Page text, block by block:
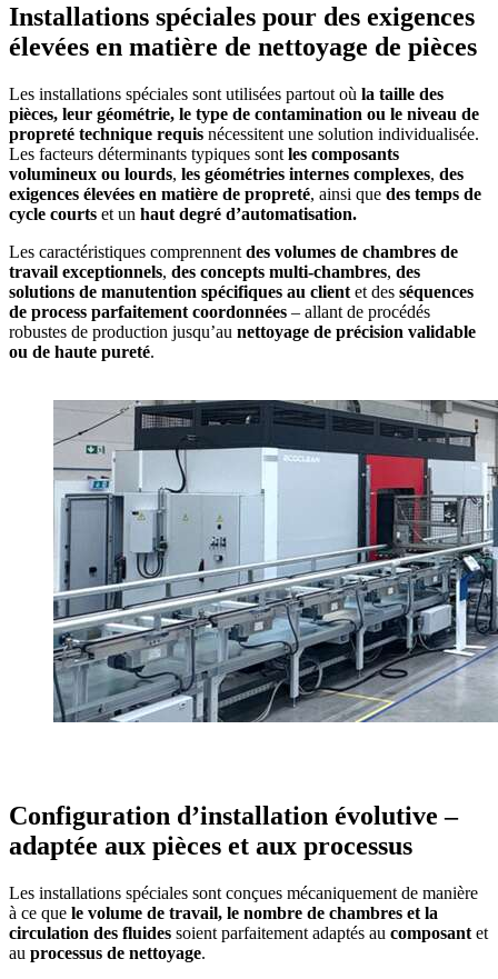
Installations spéciales pour des exigences
élevées en matière de nettoyage de pièces
Les installations spéciales sont utilisées partout où la taille des
pièces, leur géométrie, le type de contamination ou le niveau de
propreté technique requis nécessitent une solution individualisée.
Les facteurs déterminants typiques sont les composants
volumineux ou lourds, les géométries internes complexes, des
exigences élevées en matière de propreté, ainsi que des temps de
cycle courts et un haut degré d’automatisation.
Les caractéristiques comprennent des volumes de chambres de
travail exceptionnels, des concepts multi‑chambres, des
solutions de manutention spécifiques au client et des séquences
de process parfaitement coordonnées – allant de procédés
robustes de production jusqu’au nettoyage de précision validable
ou de haute pureté.
Configuration d’installation évolutive –
adaptée aux pièces et aux processus
Les installations spéciales sont conçues mécaniquement de manière
à ce que le volume de travail, le nombre de chambres et la
circulation des fluides soient parfaitement adaptés au composant et
au processus de nettoyage.